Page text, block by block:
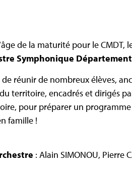
de la maturité pour le CMDT,
Symphonique
de réunir de nombreux élèves,
territoire, encadrés et dirigés
pour préparer un
famille !
: Alain SIMONOU, Pierre